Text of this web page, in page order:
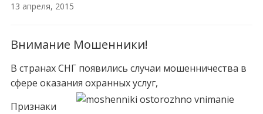
13 апреля, 2015
Внимание Мошенники!
В странах СНГ появились случаи мошенничества в
сфере оказания охранных услуг,
Признаки